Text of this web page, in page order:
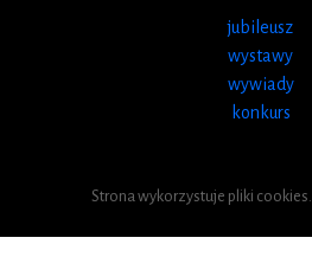
jubileusz
wystawy
wywiady
konkurs
Strona wykorzystuje pliki cookies.